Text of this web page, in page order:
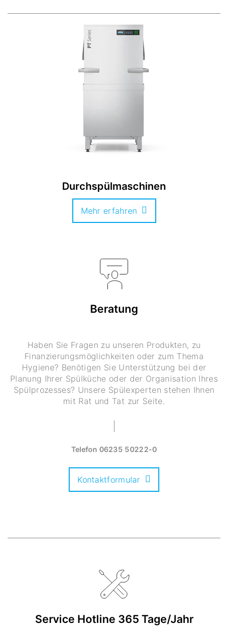
Durchspülmaschinen
Mehr erfahren
Beratung
Haben Sie Fragen zu unseren Produkten, zu
Finanzierungsmöglichkeiten oder zum Thema
Hygiene? Benötigen Sie Unterstützung bei der
Planung Ihrer Spülküche oder der Organisation Ihres
Spülprozesses? Unsere Spülexperten stehen Ihnen
mit Rat und Tat zur Seite.
Telefon 06235 50222-0
Kontaktformular
Service Hotline 365 Tage/Jahr